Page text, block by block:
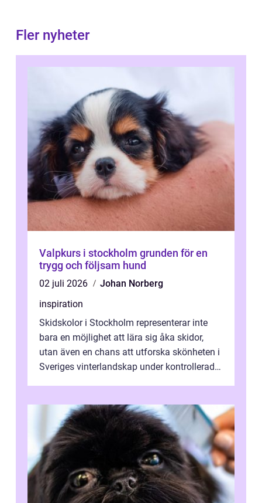
Fler nyheter
Valpkurs i stockholm grunden för en
trygg och följsam hund
02 juli 2026
Johan Norberg
inspiration
Skidskolor i Stockholm representerar inte
bara en möjlighet att lära sig åka skidor,
utan även en chans att utforska skönheten i
Sveriges vinterlandskap under kontrollerade